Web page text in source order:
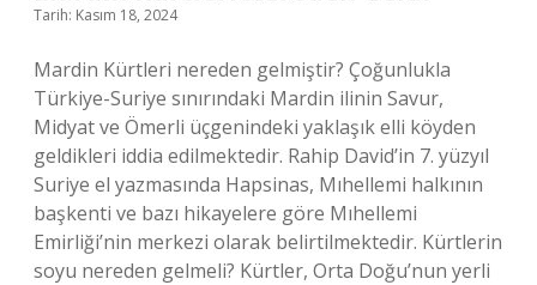
Tarih: Kasım 18, 2024
Mardin Kürtleri nereden gelmiştir? Çoğunlukla
Türkiye-Suriye sınırındaki Mardin ilinin Savur,
Midyat ve Ömerli üçgenindeki yaklaşık elli köyden
geldikleri iddia edilmektedir. Rahip David’in 7. yüzyıl
Suriye el yazmasında Hapsinas, Mıhellemi halkının
başkenti ve bazı hikayelere göre Mıhellemi
Emirliği’nin merkezi olarak belirtilmektedir. Kürtlerin
soyu nereden gelmeli? Kürtler, Orta Doğu’nun yerli